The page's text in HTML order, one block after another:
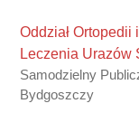
Oddział
Leczenia Urazów
Samodzielny
Bydgoszczy